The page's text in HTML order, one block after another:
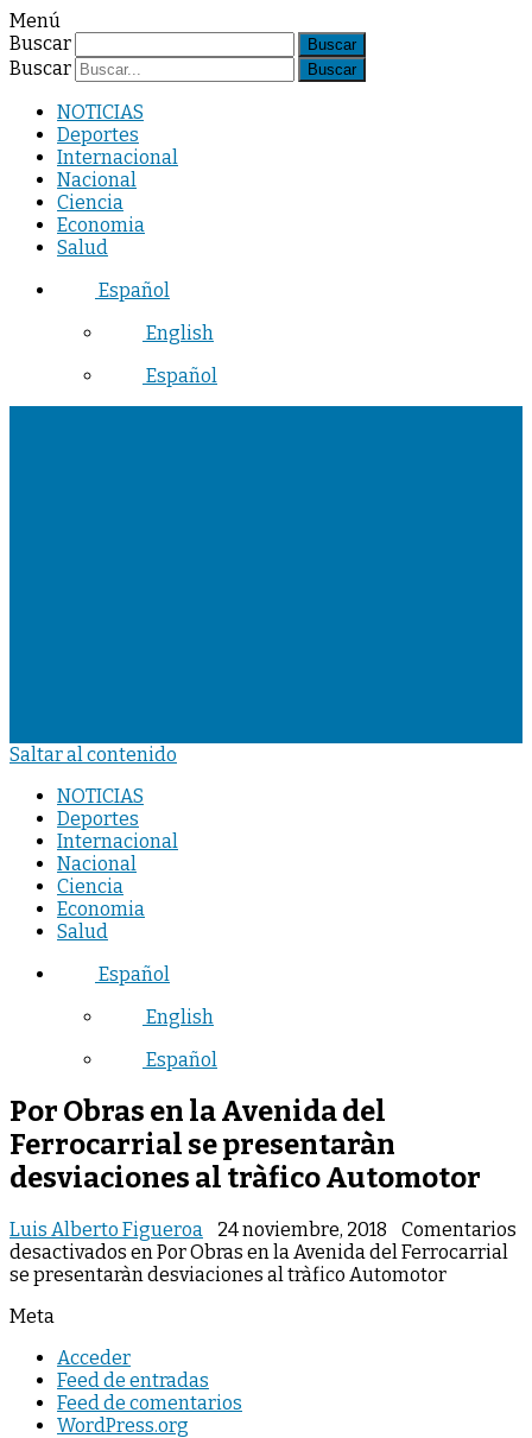
Menú
Buscar
Buscar
NOTICIAS
Deportes
Internacional
Nacional
Ciencia
Economia
Salud
Español
English
Español
Saltar al contenido
NOTICIAS
Deportes
Internacional
Nacional
Ciencia
Economia
Salud
Español
English
Español
Por Obras en la Avenida del
Ferrocarrial se presentaràn
desviaciones al tràfico Automotor
Luis Alberto Figueroa 24 noviembre, 2018
Comentarios
desactivados en Por Obras en la Avenida del Ferrocarrial
se presentaràn desviaciones al tràfico Automotor
Meta
Acceder
Feed de entradas
Feed de comentarios
WordPress.org